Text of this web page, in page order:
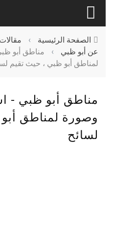
الصفحة الرئيسية ›
عن أبو ظبي
›
مناطق أبو
لمناطق أبو ظبي ، حيث تقيم
مناطق أبو ظبي
وصورة لمناطق
لسائح